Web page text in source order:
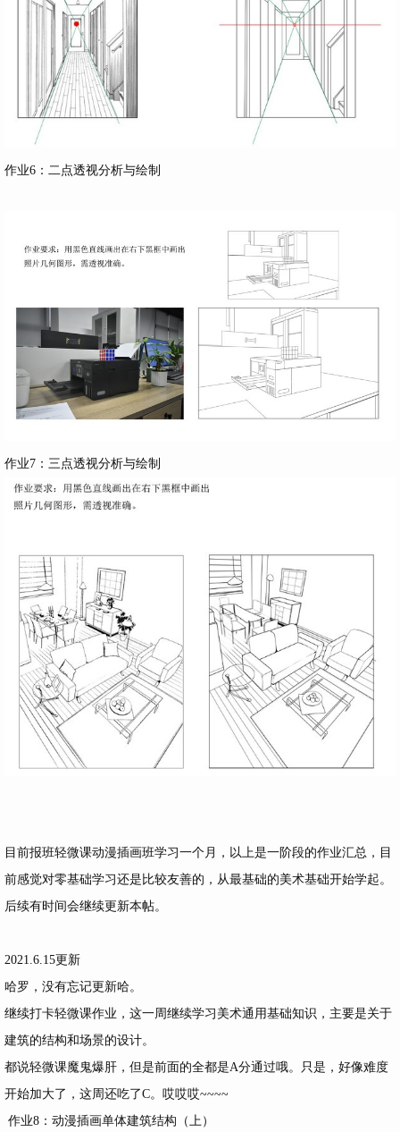
作业6：二点透视分析与绘制
作业7：三点透视分析与绘制
目前报班轻微课动漫插画班学习一个月，以上是一阶段的作业汇总，目
前感觉对零基础学习还是比较友善的，从最基础的美术基础开始学起。
后续有时间会继续更新本帖。
2021.6.15更新
哈罗，没有忘记更新哈。
继续打卡轻微课作业，这一周继续学习美术通用基础知识，主要是关于
建筑的结构和场景的设计。
都说轻微课魔鬼爆肝，但是前面的全都是A分通过哦。只是，好像难度
开始加大了，这周还吃了C。哎哎哎~~~~
作业8：动漫插画单体建筑结构（上）